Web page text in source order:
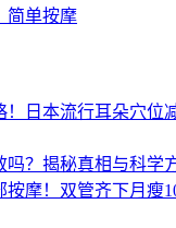
简单按摩
！日本流行耳朵穴位
吗？揭秘真相与科学
按摩！双管齐下月瘦